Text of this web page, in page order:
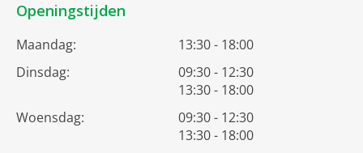
Openingstijden
Maandag:
13:30 - 18:00
Dinsdag:
09:30 - 12:30
13:30 - 18:00
Woensdag:
09:30 - 12:30
13:30 - 18:00